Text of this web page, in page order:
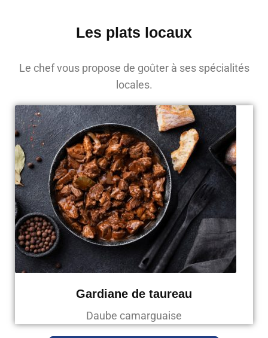
Les plats locaux
Le chef vous propose de goûter à ses spécialités
locales.
Gardiane de taureau
Daube camarguaise